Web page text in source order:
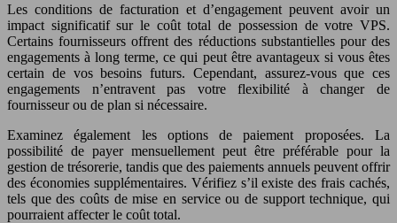
Les conditions de facturation et d’engagement peuvent avoir un
impact significatif sur le coût total de possession de votre VPS.
Certains fournisseurs offrent des réductions substantielles pour des
engagements à long terme, ce qui peut être avantageux si vous êtes
certain de vos besoins futurs. Cependant, assurez-vous que ces
engagements n’entravent pas votre flexibilité à changer de
fournisseur ou de plan si nécessaire.
Examinez également les options de paiement proposées. La
possibilité de payer mensuellement peut être préférable pour la
gestion de trésorerie, tandis que des paiements annuels peuvent offrir
des économies supplémentaires. Vérifiez s’il existe des frais cachés,
tels que des coûts de mise en service ou de support technique, qui
pourraient affecter le coût total.